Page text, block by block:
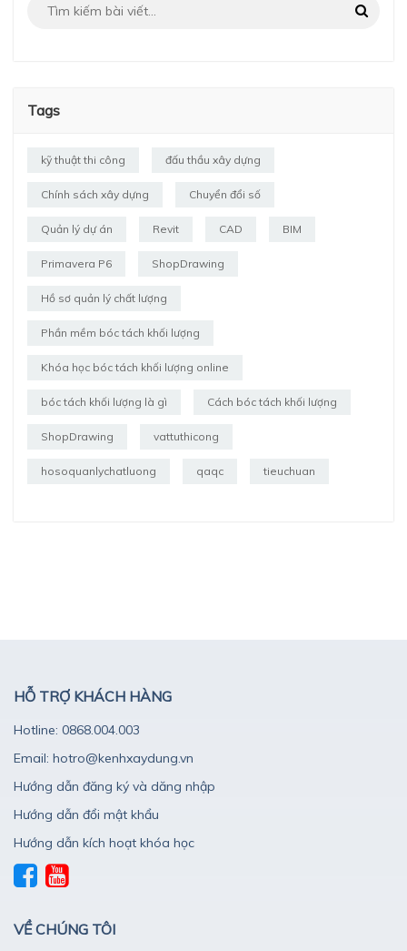
Tags
kỹ thuật thi công đấu thầu xây dựng
Chính sách xây dựng Chuyển đổi số
Quản lý dự án Revit CAD BIM
Primavera P6 ShopDrawing
Hồ sơ quản lý chất lượng
Phần mềm bóc tách khối lượng
Khóa học bóc tách khối lượng online
bóc tách khối lượng là gì Cách bóc tách khối lượng
ShopDrawing vattuthicong
hosoquanlychatluong qaqc tieuchuan
HỖ TRỢ KHÁCH HÀNG
Hotline: 0868.004.003
Email: hotro@kenhxaydung.vn
Hướng dẫn đăng ký và dăng nhập
Hướng dẫn đổi mật khẩu
Hướng dẫn kích hoạt khóa học
VỀ CHÚNG TÔI